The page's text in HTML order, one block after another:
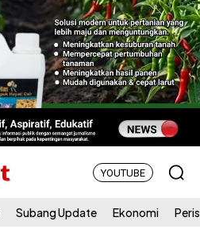
YOUTUBE
Subang Update Ekonomi